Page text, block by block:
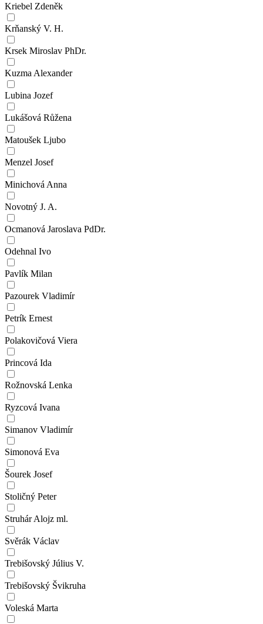
Kriebel Zdeněk
Krňanský V. H.
Krsek Miroslav PhDr.
Kuzma Alexander
Lubina Jozef
Lukášová Růžena
Matoušek Ljubo
Menzel Josef
Minichová Anna
Novotný J. A.
Ocmanová Jaroslava PdDr.
Odehnal Ivo
Pavlík Milan
Pazourek Vladimír
Petrík Ernest
Polakovičová Viera
Princová Ida
Rožnovská Lenka
Ryzcová Ivana
Simanov Vladimír
Simonová Eva
Šourek Josef
Stoličný Peter
Struhár Alojz ml.
Svěrák Václav
Trebišovský Július V.
Trebišovský Švikruha
Voleská Marta